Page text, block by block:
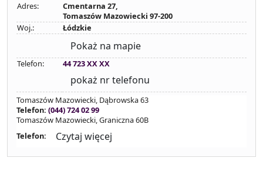
Adres:
Cmentarna 27,
Tomaszów Mazowiecki 97-200
Woj.:
Łódzkie
Pokaż na mapie
Telefon: 44 723 XX XX
pokaż nr telefonu
Tomaszów Mazowiecki, Dąbrowska 63
Telefon: (044) 724 02 99
Tomaszów Mazowiecki, Graniczna 60B
Telefon:
Czytaj więcej